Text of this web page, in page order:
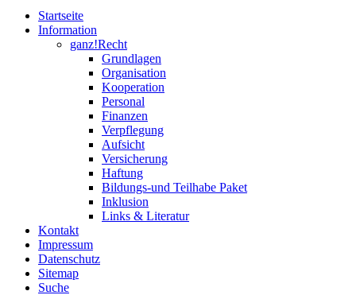
Startseite
Information
ganz!Recht
Grundlagen
Organisation
Kooperation
Personal
Finanzen
Verpflegung
Aufsicht
Versicherung
Haftung
Bildungs-und Teilhabe Paket
Inklusion
Links & Literatur
Kontakt
Impressum
Datenschutz
Sitemap
Suche